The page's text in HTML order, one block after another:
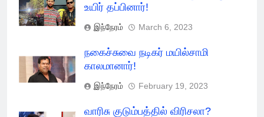
உயிர் தப்பினார்!
இந்நேரம் March 6, 2023
நகைச்சுவை நடிகர் மயில்சாமி
காலமானார்!
இந்நேரம் February 19, 2023
வாரிசு குடும்பத்தில் விரிசலா?